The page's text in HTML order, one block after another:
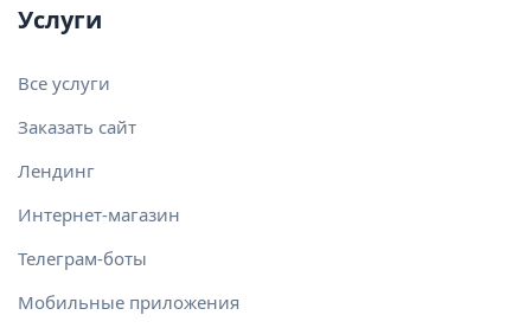
Услуги
Все услуги
Заказать сайт
Лендинг
Интернет-магазин
Телеграм-боты
Мобильные приложения